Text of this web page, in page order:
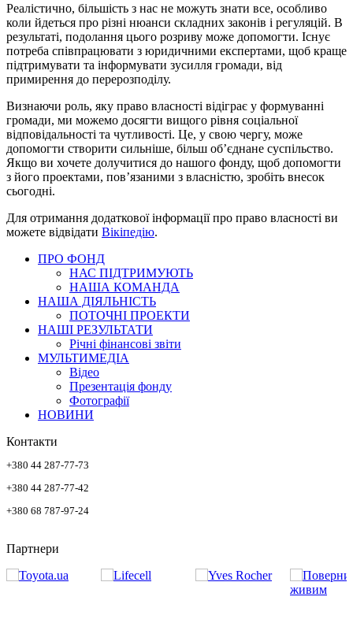
Реалістично, більшість з нас не можуть знати все, особливо
коли йдеться про різні нюанси складних законів і регуляцій. В
результаті, подолання цього розриву може допомогти. Існує
потреба співпрацювати з юридичними експертами, щоб краще
підтримувати та інформувати зусилля громади, від
примирення до перерозподілу.
Визнаючи роль, яку право власності відіграє у формуванні
громади, ми можемо досягти вищого рівня соціальної
відповідальності та чутливості. Це, у свою чергу, може
допомогти створити сильніше, більш об’єднане суспільство.
Якщо ви хочете долучитися до нашого фонду, щоб допомогти
з його проектами, пов’язаними з власністю, зробіть внесок
сьогодні.
Для отримання додаткової інформації про право власності ви
можете відвідати Вікіпедію.
ПРО ФОНД
НАС ПІДТРИМУЮТЬ
НАША КОМАНДА
НАША ДІЯЛЬНІСТЬ
ПОТОЧНІ ПРОЕКТИ
НАШІ РЕЗУЛЬТАТИ
Річні фінансові звіти
МУЛЬТИМЕДІА
Відео
Презентація фонду
Фотографії
НОВИНИ
Контакти
+380 44 287-77-73
+380 44 287-77-42
+380 68 787-97-24
Партнери